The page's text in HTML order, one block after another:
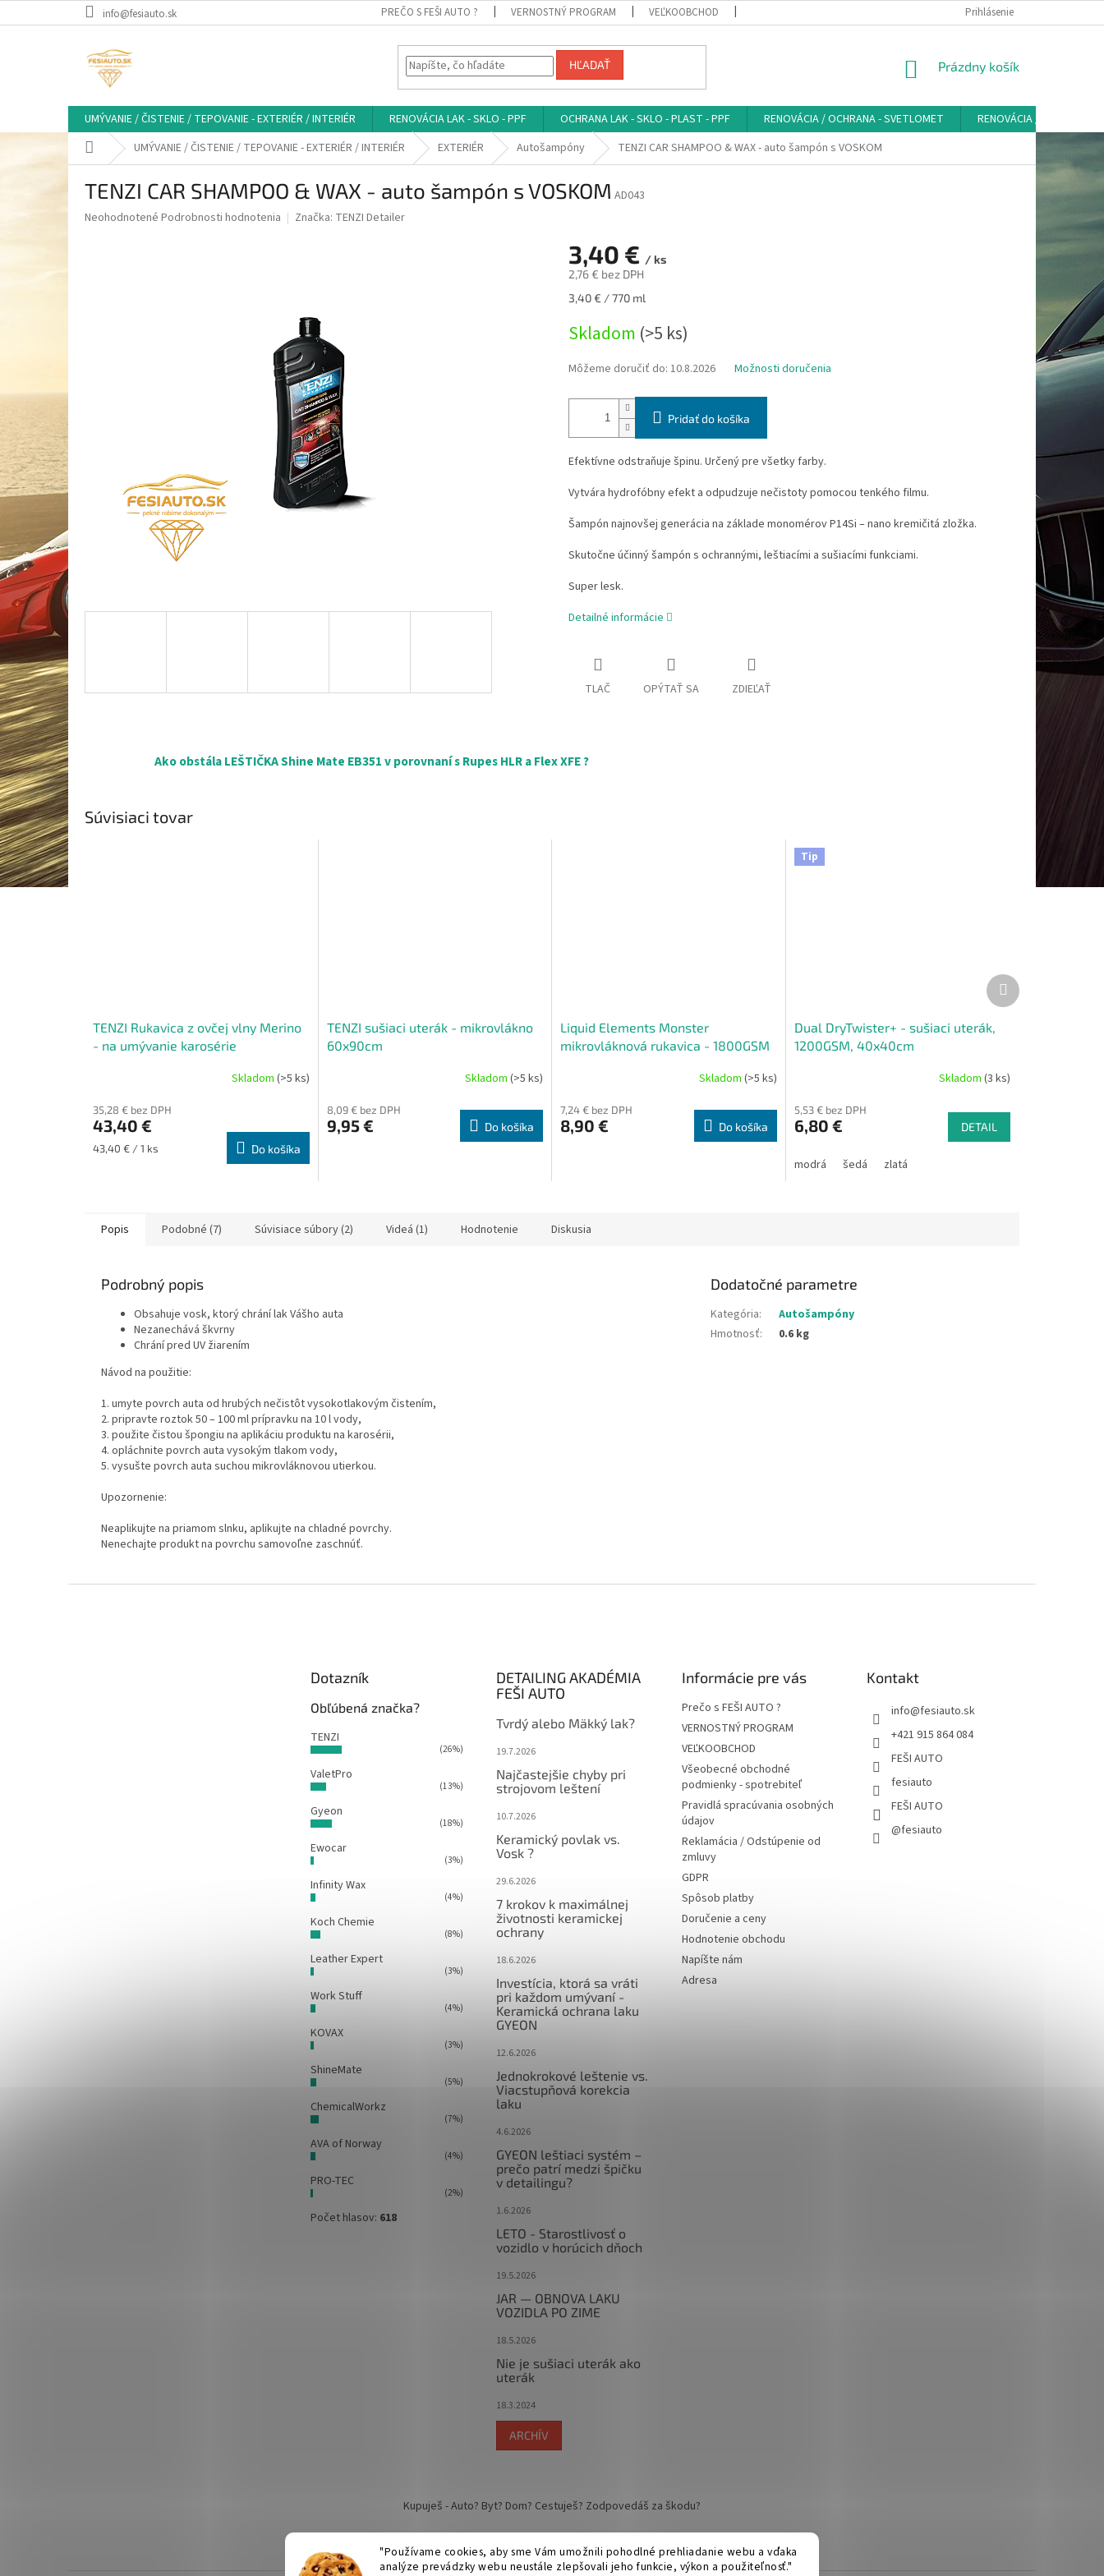
"Používame cookies, aby sme Vám umožnili pohodlné prehliadanie webu a vďaka
analýze prevádzky webu neustále zlepšovali jeho funkcie, výkon a použiteľnosť."
na
info@fesiauto.sk PREČO S FEŠI AUTO ? VERNOSTNÝ PROGRAM VEĽKOOBCHOD VŠEOBECNÉ OBCHODNÉ PODMIENKY - SPOTREBITEĽPrihlásenie
HĽADAŤ
NÁKUPNÝ
Prázdny košík
UMÝVANIE / ČISTENIE / TEPOVANIE - EXTERIÉR / INTERIÉR RENOVÁCIA LAK - SKLO - PPF OCHRANA LAK - SKLO - PLAST - PPF RENOVÁCIA / OCHRANA - SVETLOMET
RENOVÁCIA / OCHRANA
DomovUMÝVANIE / ČISTENIE / TEPOVANIE - EXTERIÉR / INTERIÉR EXTERIÉR Autošampóny TENZI CAR SHAMPOO & WAX - auto šampón s VOSKOM
TENZI CAR SHAMPOO & WAX - auto šampón s VOSKOM AD043
Priemerné
Neohodnotené Podrobnosti hodnotenia Značka: TENZI Detailer
3,40 € / ks
2,76 € bez DPH
Jednotková
3,40 € / 770 ml
Skladom (>5 ks)
Môžeme doručiť do: 10.8.2026 Možnosti doručenia
Pridať do košíka
Efektívne odstraňuje špinu. Určený pre všetky farby.
Vytvára hydrofóbny efekt a odpudzuje nečistoty pomocou tenkého filmu.
Šampón najnovšej generácia na základe monomérov P14Si – nano kremičitá zložka.
Skutočne účinný šampón s ochrannými, leštiacími a sušiacími funkciami.
Super lesk.
Detailné informácie
TLAČ OPÝTAŤ SA ZDIEĽAŤ
Ako obstála LEŠTIČKA Shine Mate EB351 v porovnaní s Rupes HLR a Flex XFE ?
Súvisiaci tovar
TENZI Rukavica z ovčej vlny Merino
- na umývanie karosérie
Skladom (>5 ks)
35,28 € bez DPH
43,40 €
Jednotková
43,40 € / 1 ks Do košíka
TENZI sušiaci uterák - mikrovlákno
60x90cm
Skladom (>5 ks)
8,09 € bez DPH
9,95 € Do košíka
Liquid Elements Monster
mikrovláknová rukavica - 1800GSM
Skladom (>5 ks)
7,24 € bez DPH
8,90 € Do košíka
Tip
Dual DryTwister+ - sušiaci uterák,
1200GSM, 40x40cm
Skladom (3 ks)
5,53 € bez DPH
6,80 € DETAIL
modrá šedá zlatá
Ďalší
produkt
Popis Podobné (7) Súvisiace súbory (2) Videá (1) Hodnotenie Diskusia
Podrobný popis
Obsahuje vosk, ktorý chrání lak Vášho auta
Nezanechává škvrny
Chrání pred UV žiarením
Návod na použitie:
1. umyte povrch auta od hrubých nečistôt vysokotlakovým čistením,
2. pripravte roztok 50 – 100 ml prípravku na 10 l vody,
3. použite čistou špongiu na aplikáciu produktu na karosérii,
4. opláchnite povrch auta vysokým tlakom vody,
5. vysušte povrch auta suchou mikrovláknovou utierkou.
Upozornenie:
Neaplikujte na priamom slnku, aplikujte na chladné povrchy.
Nenechajte produkt na povrchu samovoľne zaschnúť.
Dodatočné parametre
Kategória:
Autošampóny
Hmotnosť: 0.6 kg
Dotazník
Obľúbená značka?
TENZI
(26%)
ValetPro
(13%)
Gyeon
(18%)
Ewocar
(3%)
Infinity Wax
(4%)
Koch Chemie
(8%)
Leather Expert
(3%)
Work Stuff
(4%)
KOVAX
(3%)
ShineMate
(5%)
ChemicalWorkz
(7%)
AVA of Norway
(4%)
PRO-TEC
(2%)
Počet hlasov: 618
DETAILING AKADÉMIA
FEŠI AUTO
Tvrdý alebo Mäkký lak?
19.7.2026
Najčastejšie chyby pri
strojovom leštení
10.7.2026
Keramický povlak vs.
Vosk ?
29.6.2026
7 krokov k maximálnej
životnosti keramickej
ochrany
18.6.2026
Investícia, ktorá sa vráti
pri každom umývaní -
Keramická ochrana laku
GYEON
12.6.2026
Jednokrokové leštenie vs.
Viacstupňová korekcia
laku
4.6.2026
GYEON leštiaci systém –
prečo patrí medzi špičku
v detailingu?
1.6.2026
LETO - Starostlivosť o
vozidlo v horúcich dňoch
19.5.2026
JAR — OBNOVA LAKU
VOZIDLA PO ZIME
18.5.2026
Nie je sušiaci uterák ako
uterák
18.3.2024
ARCHÍV
Informácie pre vás
Prečo s FEŠI AUTO ?
VERNOSTNÝ PROGRAM
VEĽKOOBCHOD
Všeobecné obchodné
podmienky - spotrebiteľ
Pravidlá spracúvania osobných
údajov
Reklamácia / Odstúpenie od
zmluvy
GDPR
Spôsob platby
Doručenie a ceny
Hodnotenie obchodu
Napíšte nám
Adresa
Kontakt
info@fesiauto.sk
+421 915 864 084
FEŠI AUTO
fesiauto
FEŠI AUTO
@fesiauto
Kupuješ - Auto? Byt? Dom? Cestuješ? Zodpovedáš za škodu?